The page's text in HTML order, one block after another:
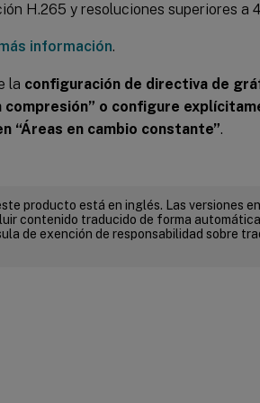
H.265 y resoluciones superiores a
información.
la configuración de directiva de
compresión” o configure
“Áreas en cambio constante”.
producto está en inglés. Las versiones
contenido traducido de forma
de exención de responsabilidad sobre